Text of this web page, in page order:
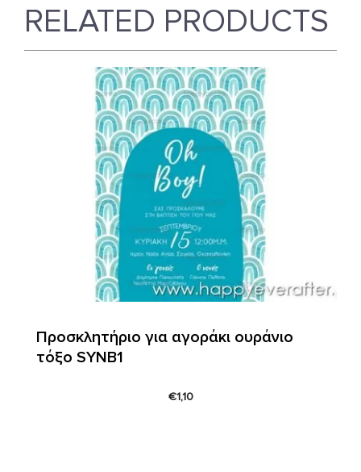
RELATED PRODUCTS
Προσκλητήριο για αγοράκι oυράνιο
τόξο SYNΒ1
€1,10